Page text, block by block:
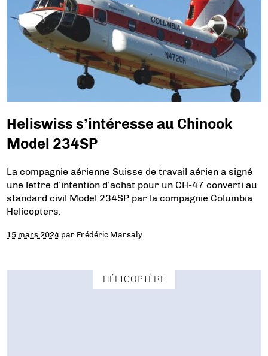
Heliswiss s’intéresse au Chinook
Model 234SP
La compagnie aérienne Suisse de travail aérien a signé
une lettre d’intention d’achat pour un CH-47 converti au
standard civil Model 234SP par la compagnie Columbia
Helicopters.
15 mars 2024 par Frédéric Marsaly
HÉLICOPTÈRE